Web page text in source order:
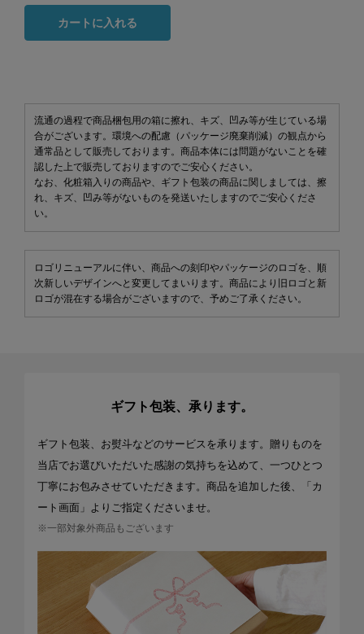
カートに入れる
流通の過程で商品梱包用の箱に擦れ、キズ、凹み等が生じている場
合がございます。環境への配慮（パッケージ廃棄削減）の観点から
通常品として販売しております。商品本体には問題がないことを確
認した上で販売しておりますのでご安心ください。
なお、化粧箱入りの商品や、ギフト包装の商品に関しましては、擦
れ、キズ、凹み等がないものを発送いたしますのでご安心くださ
い。
ロゴリニューアルに伴い、商品への刻印やパッケージのロゴを、順
次新しいデザインへと変更してまいります。商品により旧ロゴと新
ロゴが混在する場合がございますので、予めご了承ください。
ギフト包装、承ります。
ギフト包装、お熨斗などのサービスを承ります。贈りものを
当店でお選びいただいた感謝の気持ちを込めて、一つひとつ
丁寧にお包みさせていただきます。商品を追加した後、「カ
ート画面」よりご指定くださいませ。
※一部対象外商品もございます